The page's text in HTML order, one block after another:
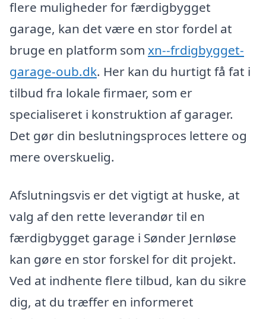
flere muligheder for færdigbygget
garage, kan det være en stor fordel at
bruge en platform som xn--frdigbygget-
garage-oub.dk. Her kan du hurtigt få fat i
tilbud fra lokale firmaer, som er
specialiseret i konstruktion af garager.
Det gør din beslutningsproces lettere og
mere overskuelig.
Afslutningsvis er det vigtigt at huske, at
valg af den rette leverandør til en
færdigbygget garage i Sønder Jernløse
kan gøre en stor forskel for dit projekt.
Ved at indhente flere tilbud, kan du sikre
dig, at du træffer en informeret